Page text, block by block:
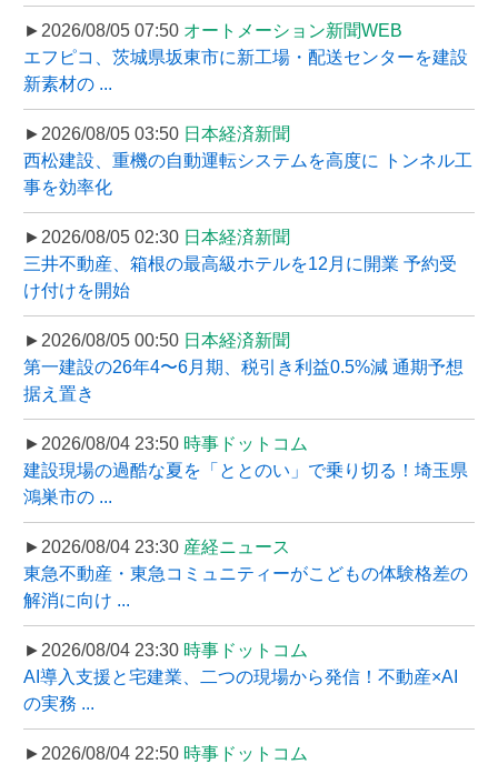
►2026/08/05 07:50 オートメーション新聞WEB
エフピコ、茨城県坂東市に新工場・配送センターを建設
新素材の ...
►2026/08/05 03:50 日本経済新聞
西松建設、重機の自動運転システムを高度に トンネル工
事を効率化
►2026/08/05 02:30 日本経済新聞
三井不動産、箱根の最高級ホテルを12月に開業 予約受
け付けを開始
►2026/08/05 00:50 日本経済新聞
第一建設の26年4〜6月期、税引き利益0.5%減 通期予想
据え置き
►2026/08/04 23:50 時事ドットコム
建設現場の過酷な夏を「ととのい」で乗り切る！埼玉県
鴻巣市の ...
►2026/08/04 23:30 産経ニュース
東急不動産・東急コミュニティーがこどもの体験格差の
解消に向け ...
►2026/08/04 23:30 時事ドットコム
AI導入支援と宅建業、二つの現場から発信！不動産×AI
の実務 ...
►2026/08/04 22:50 時事ドットコム